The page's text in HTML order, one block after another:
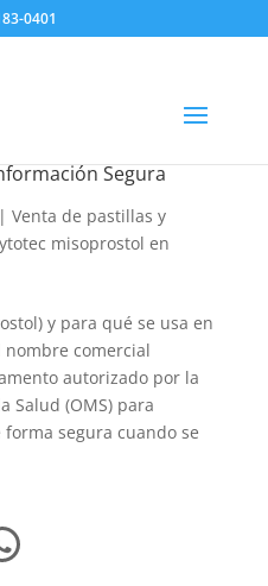
0401
Segura
Venta de pastillas y
misoprostol en
y para qué se usa en
nombre comercial
autorizado por la
Salud (OMS) para
segura cuando se